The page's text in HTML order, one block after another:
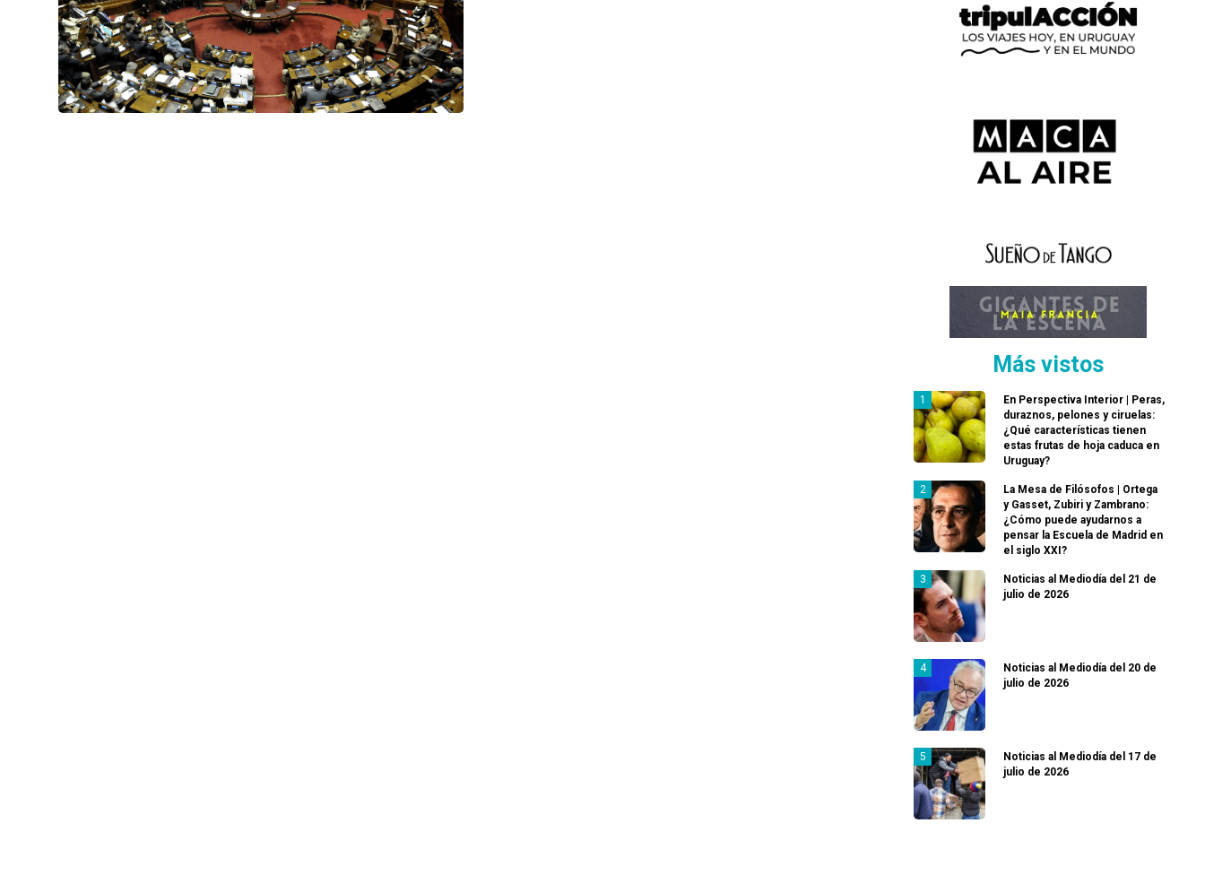
Más vistos
En Perspectiva Interior | Peras,
duraznos, pelones y ciruelas:
¿Qué características tienen
estas frutas de hoja caduca en
Uruguay?
La Mesa de Filósofos | Ortega
y Gasset, Zubiri y Zambrano:
¿Cómo puede ayudarnos a
pensar la Escuela de Madrid en
el siglo XXI?
Noticias al Mediodía del 21 de
julio de 2026
Noticias al Mediodía del 20 de
julio de 2026
Noticias al Mediodía del 17 de
julio de 2026